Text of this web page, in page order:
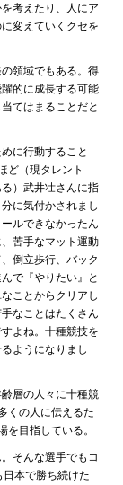
考えたり、人にア
変えていくクセを
領域でもある。得
的に成長する可能
てはまることだと
に行動すること
ど（現タレント
）武井壮さんに指
に気付かされまし
ルできなかったん
苦手なマット運動
倒立歩行、バック
で『やりたい』と
ことからクリアし
なことはたくさん
よね。十種競技を
ようになりまし
層の人々に十種競
くの人に伝えるた
目指している。
そんな選手でもコ
本で勝ち続けた